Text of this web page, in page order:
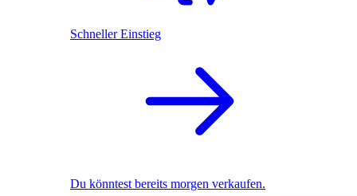
Schneller Einstieg
Du könntest bereits morgen verkaufen.